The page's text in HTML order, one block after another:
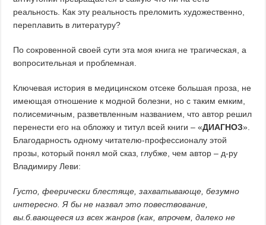
реальность. Как эту реальность преломить художественно,
переплавить в литературу?
По сокровенной своей сути эта моя книга не трагическая, а
вопросительная и проблемная.
Ключевая история в медицинском отсеке большая проза, не
имеющая отношение к модной болезни, но с таким емким,
полисемичным, разветвленным названием, что автор решил
перенести его на обложку и титул всей книги – «ДИАГНОЗ».
Благодарность одному читателю-профессионалу этой
прозы, который понял мой сказ, глубже, чем автор – д-ру
Владимиру Леви:
Густо, феерически блестяще, захватывающе, безумно
интересно. Я бы не назвал это повествование,
вы.б.вающееся из всех жанров (как, впрочем, далеко не